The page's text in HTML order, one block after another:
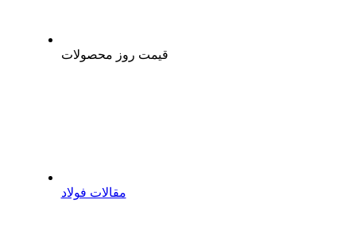
قیمت روز محصولات
مقالات فولاد